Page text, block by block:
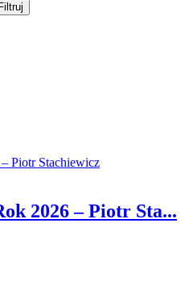
2026 – Piotr Sta...